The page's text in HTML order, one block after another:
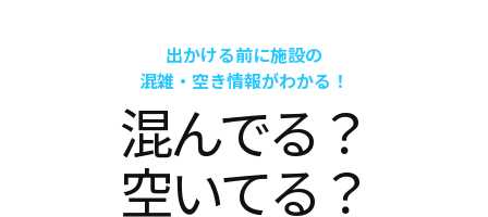
出かける前に施設の
混雑・空き情報がわかる！
混んでる？
空いてる？